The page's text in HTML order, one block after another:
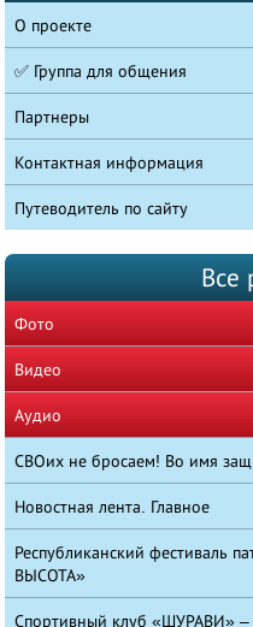
О проекте
✅ Группа для общения
Партнеры
Контактная информация
Путеводитель по сайту
Все
Фото
Видео
Аудио
СВОих не бросаем! Во имя
Новостная лента. Главное
Республиканский фестиваль
ВЫСОТА»
Спортивный клуб «ШУРАВИ»